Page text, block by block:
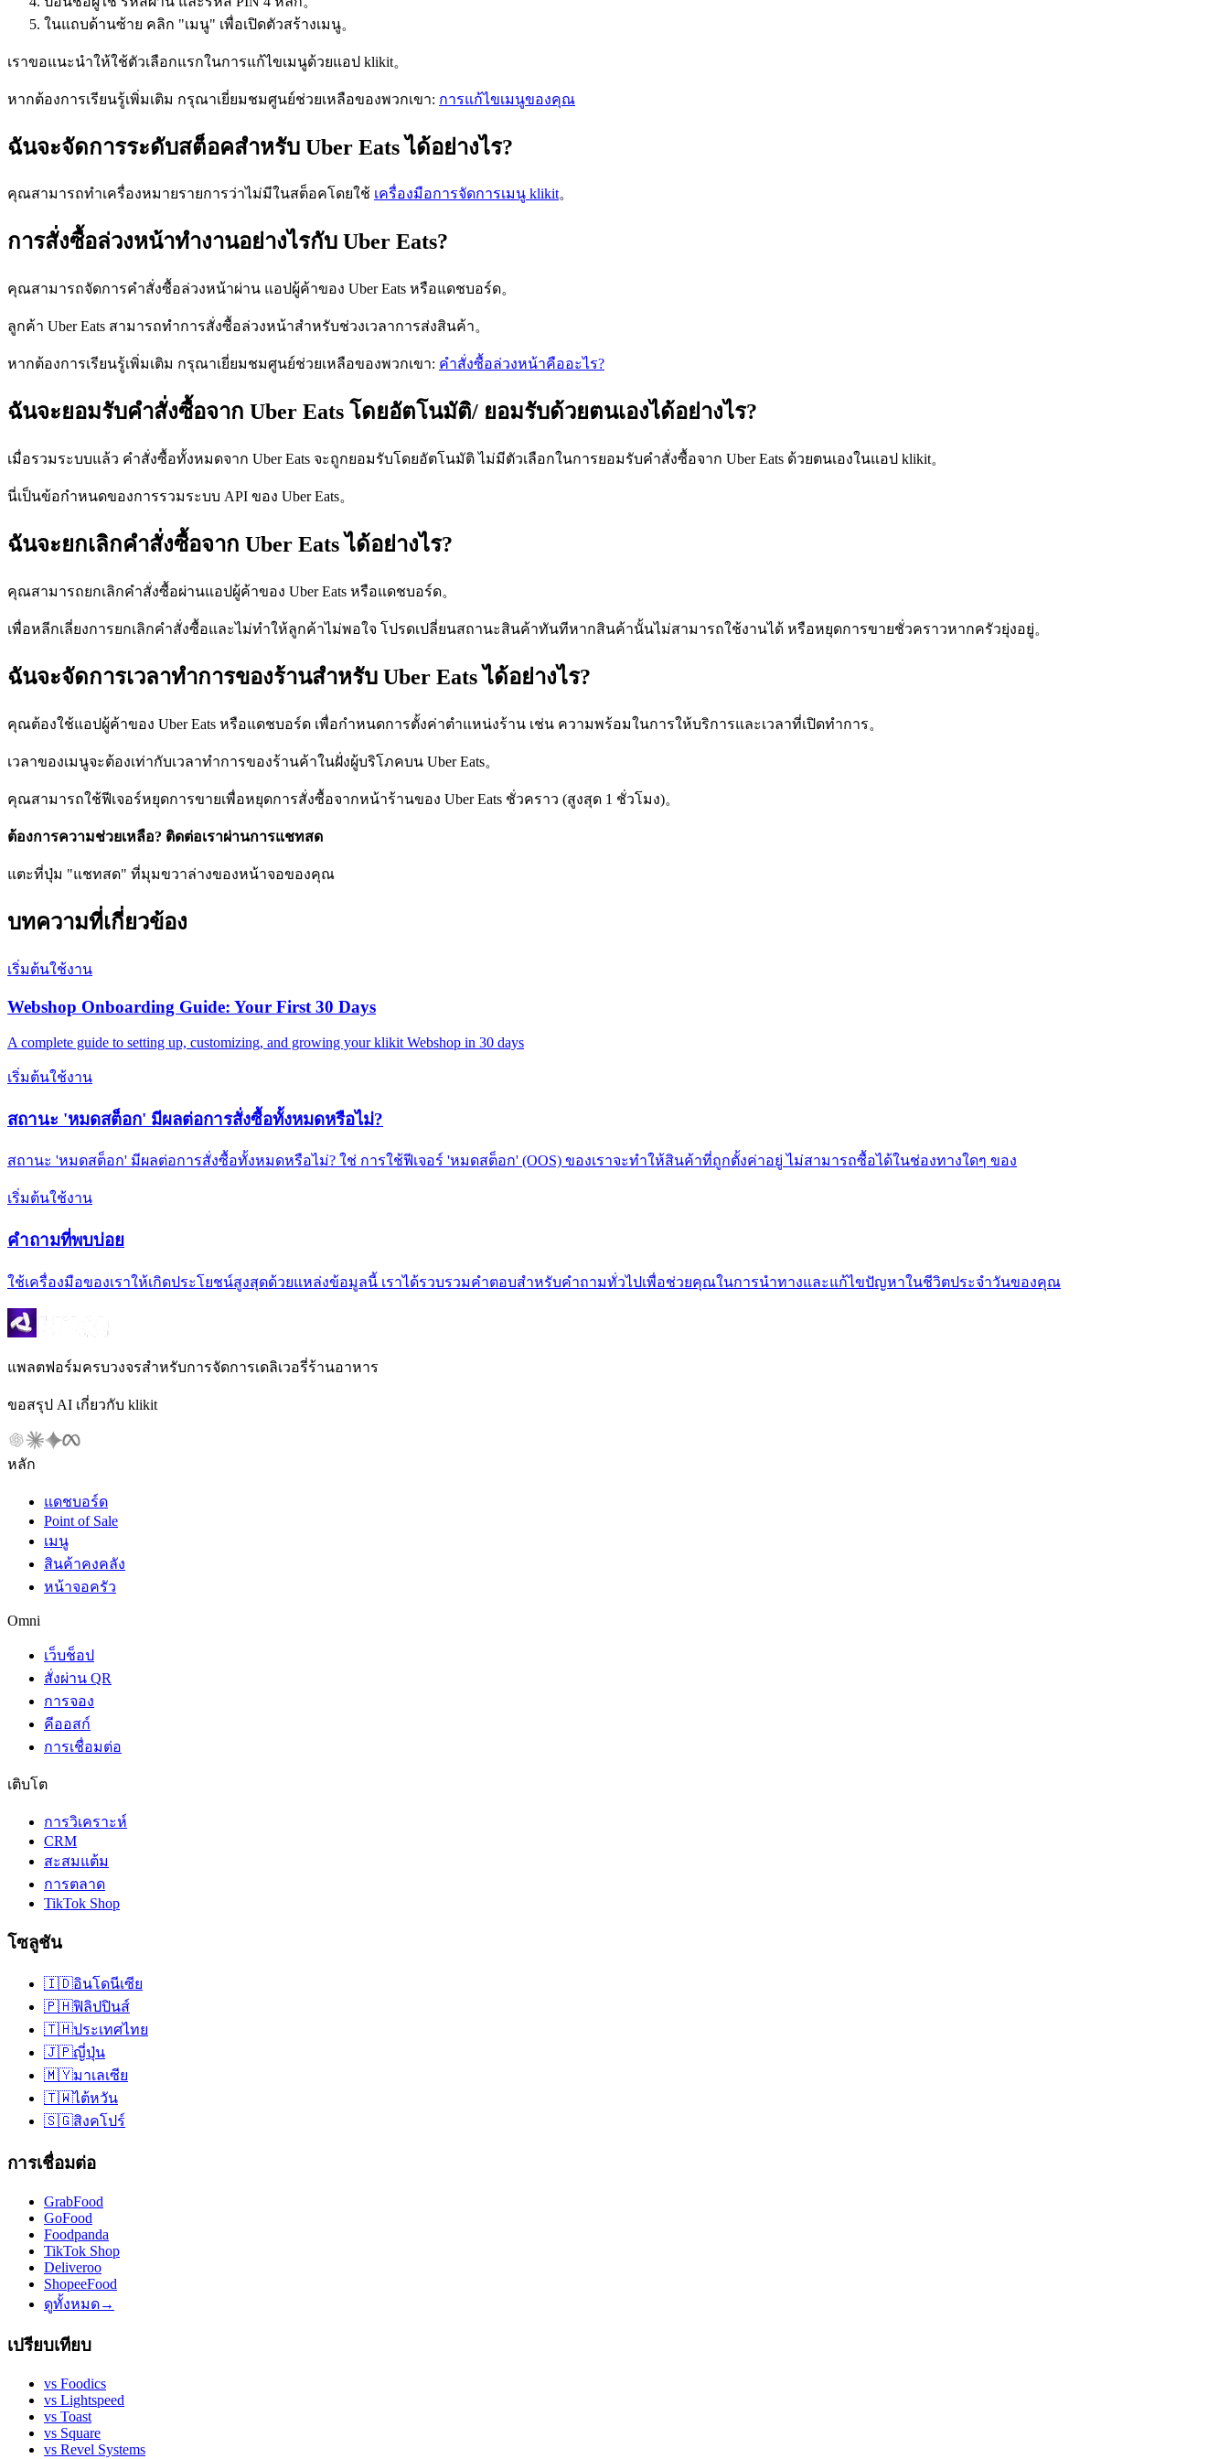
ในแถบด้านซ้าย คลิก "เมนู" เพื่อเปิดตัวสร้างเมนู。
เราขอแนะนำให้ใช้ตัวเลือกแรกในการแก้ไขเมนูด้วยแอป klikit。
หากต้องการเรียนรู้เพิ่มเติม กรุณาเยี่ยมชมศูนย์ช่วยเหลือของพวกเขา: การแก้ไขเมนูของคุณ
ฉันจะจัดการระดับสต็อคสำหรับ Uber Eats ได้อย่างไร?
คุณสามารถทำเครื่องหมายรายการว่าไม่มีในสต็อคโดยใช้ เครื่องมือการจัดการเมนู klikit。
การสั่งซื้อล่วงหน้าทำงานอย่างไรกับ Uber Eats?
คุณสามารถจัดการคำสั่งซื้อล่วงหน้าผ่าน แอปผู้ค้าของ Uber Eats หรือแดชบอร์ด。
ลูกค้า Uber Eats สามารถทำการสั่งซื้อล่วงหน้าสำหรับช่วงเวลาการส่งสินค้า。
หากต้องการเรียนรู้เพิ่มเติม กรุณาเยี่ยมชมศูนย์ช่วยเหลือของพวกเขา: คำสั่งซื้อล่วงหน้าคืออะไร?
ฉันจะยอมรับคำสั่งซื้อจาก Uber Eats โดยอัตโนมัติ/ ยอมรับด้วยตนเองได้อย่างไร?
เมื่อรวมระบบแล้ว คำสั่งซื้อทั้งหมดจาก Uber Eats จะถูกยอมรับโดยอัตโนมัติ ไม่มีตัวเลือกในการยอมรับคำสั่งซื้อจาก Uber Eats ด้วยตนเองในแอป klikit。
นี่เป็นข้อกำหนดของการรวมระบบ API ของ Uber Eats。
ฉันจะยกเลิกคำสั่งซื้อจาก Uber Eats ได้อย่างไร?
คุณสามารถยกเลิกคำสั่งซื้อผ่านแอปผู้ค้าของ Uber Eats หรือแดชบอร์ด。
เพื่อหลีกเลี่ยงการยกเลิกคำสั่งซื้อและไม่ทำให้ลูกค้าไม่พอใจ โปรดเปลี่ยนสถานะสินค้าทันทีหากสินค้านั้นไม่สามารถใช้งานได้ หรือหยุดการขายชั่วคราวหากครัวยุ่งอยู่。
ฉันจะจัดการเวลาทำการของร้านสำหรับ Uber Eats ได้อย่างไร?
คุณต้องใช้แอปผู้ค้าของ Uber Eats หรือแดชบอร์ด เพื่อกำหนดการตั้งค่าตำแหน่งร้าน เช่น ความพร้อมในการให้บริการและเวลาที่เปิดทำการ。
เวลาของเมนูจะต้องเท่ากับเวลาทำการของร้านค้าในฝั่งผู้บริโภคบน Uber Eats。
คุณสามารถใช้ฟีเจอร์หยุดการขายเพื่อหยุดการสั่งซื้อจากหน้าร้านของ Uber Eats ชั่วคราว (สูงสุด 1 ชั่วโมง)。
ต้องการความช่วยเหลือ? ติดต่อเราผ่านการแชทสด
แตะที่ปุ่ม "แชทสด" ที่มุมขวาล่างของหน้าจอของคุณ
บทความที่เกี่ยวข้อง
เริ่มต้นใช้งาน
Webshop Onboarding Guide: Your First 30 Days
A complete guide to setting up, customizing, and growing your klikit Webshop in 30 days
เริ่มต้นใช้งาน
สถานะ 'หมดสต็อก' มีผลต่อการสั่งซื้อทั้งหมดหรือไม่?
สถานะ 'หมดสต็อก' มีผลต่อการสั่งซื้อทั้งหมดหรือไม่? ใช่ การใช้ฟีเจอร์ 'หมดสต็อก' (OOS) ของเราจะทำให้สินค้าที่ถูกตั้งค่าอยู่ ไม่สามารถซื้อได้ในช่องทางใดๆ ของ
เริ่มต้นใช้งาน
คำถามที่พบบ่อย
ใช้เครื่องมือของเราให้เกิดประโยชน์สูงสุดด้วยแหล่งข้อมูลนี้ เราได้รวบรวมคำตอบสำหรับคำถามทั่วไปเพื่อช่วยคุณในการนำทางและแก้ไขปัญหาในชีวิตประจำวันของคุณ
แพลตฟอร์มครบวงจรสำหรับการจัดการเดลิเวอรี่ร้านอาหาร
ขอสรุป AI เกี่ยวกับ klikit
หลัก
แดชบอร์ด
Point of Sale
เมนู
สินค้าคงคลัง
หน้าจอครัว
Omni
เว็บช็อป
สั่งผ่าน QR
การจอง
คีออสก์
การเชื่อมต่อ
เติบโต
การวิเคราะห์
CRM
สะสมแต้ม
การตลาด
TikTok Shop
โซลูชัน
🇮🇩อินโดนีเซีย
🇵🇭ฟิลิปปินส์
🇹🇭ประเทศไทย
🇯🇵ญี่ปุ่น
🇲🇾มาเลเซีย
🇹🇼ไต้หวัน
🇸🇬สิงคโปร์
การเชื่อมต่อ
GrabFood
GoFood
Foodpanda
TikTok Shop
Deliveroo
ShopeeFood
ดูทั้งหมด→
เปรียบเทียบ
vs Foodics
vs Lightspeed
vs Toast
vs Square
vs Revel Systems